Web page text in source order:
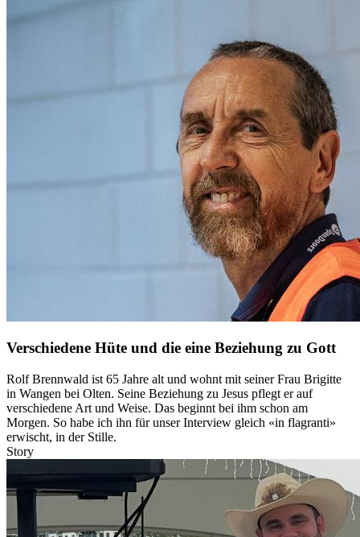
Verschiedene Hüte und die eine Beziehung zu Gott
Rolf Brennwald ist 65 Jahre alt und wohnt mit seiner Frau Brigitte
in Wangen bei Olten. Seine Beziehung zu Jesus pflegt er auf
verschiedene Art und Weise. Das beginnt bei ihm schon am
Morgen. So habe ich ihn für unser Interview gleich «in flagranti»
erwischt, in der Stille.
Story